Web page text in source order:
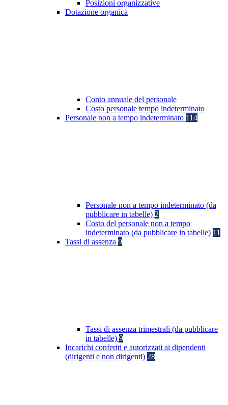
Posizioni organizzative
Dotazione organica
Conto annuale del personale
Costo personale tempo indeterminato
Personale non a tempo indeterminato 114
Personale non a tempo indeterminato (da
pubblicare in tabelle) 2
Costo del personale non a tempo
indeterminato (da pubblicare in tabelle) 11
Tassi di assenza 9
Tassi di assenza trimestrali (da pubblicare
in tabelle) 9
Incarichi conferiti e autorizzati ai dipendenti
(dirigenti e non dirigenti) 28